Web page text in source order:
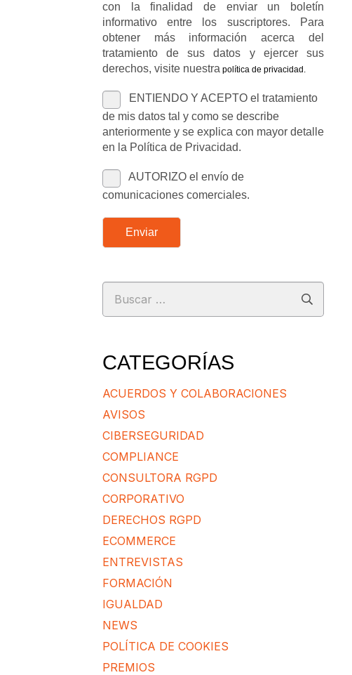
con la finalidad de enviar un boletín
informativo entre los suscriptores. Para
obtener más información acerca del
tratamiento de sus datos y ejercer sus
derechos, visite nuestra política de privacidad .
ENTIENDO Y ACEPTO el tratamiento
de mis datos tal y como se describe
anteriormente y se explica con mayor detalle
en la Política de Privacidad.
AUTORIZO el envío de
comunicaciones comerciales.
Enviar
Buscar:
CATEGORÍAS
ACUERDOS Y COLABORACIONES
AVISOS
CIBERSEGURIDAD
COMPLIANCE
CONSULTORA RGPD
CORPORATIVO
DERECHOS RGPD
ECOMMERCE
ENTREVISTAS
FORMACIÓN
IGUALDAD
NEWS
POLÍTICA DE COOKIES
PREMIOS